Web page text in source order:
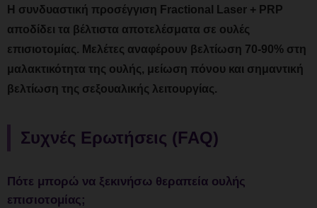
Η συνδυαστική προσέγγιση Fractional Laser + PRP
αποδίδει τα βέλτιστα αποτελέσματα σε ουλές
επισιοτομίας. Μελέτες αναφέρουν βελτίωση 70-90% στη
μαλακτικότητα της ουλής, μείωση πόνου και σημαντική
βελτίωση της σεξουαλικής λειτουργίας.
Συχνές Ερωτήσεις (FAQ)
Πότε μπορώ να ξεκινήσω θεραπεία ουλής
επισιοτομίας;